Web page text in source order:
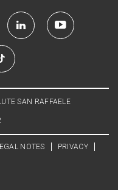
SAN RAFFAELE
NOTES PRIVACY